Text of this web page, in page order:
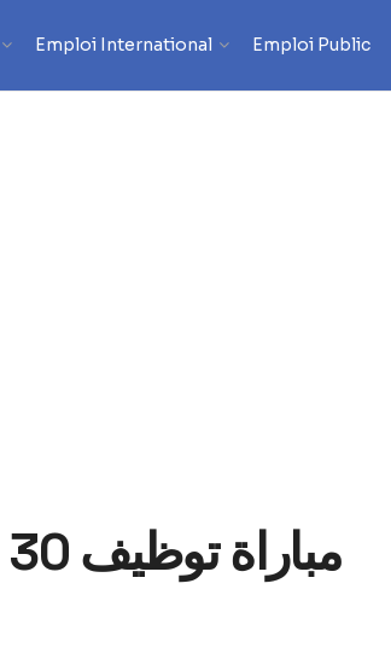
Emploi International Emploi Public